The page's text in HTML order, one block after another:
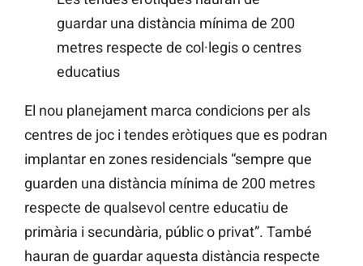
guardar una distància mínima de 200
metres respecte de col·legis o centres
educatius
El nou planejament marca condicions per als
centres de joc i tendes eròtiques que es podran
implantar en zones residencials “sempre que
guarden una distància mínima de 200 metres
respecte de qualsevol centre educatiu de
primària i secundària, públic o privat”. També
hauran de guardar aquesta distància respecte